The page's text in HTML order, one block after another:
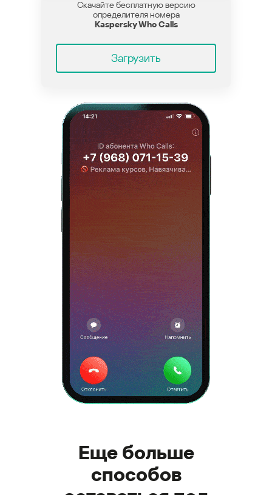
Скачайте бесплатную версию
определителя номера
Kaspersky Who Calls
Загрузить
Еще больше
способов